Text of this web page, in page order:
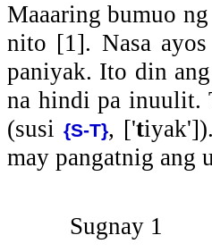
Maaaring bumuo
nito [1]. Nasa
paniyak. Ito din
na hindi pa inuulit.
(susi{S-T}, ['t
may pangatnig ang
Sugnay 1